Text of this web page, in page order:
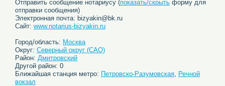
Отправить сообщение нотариусу (показать/скрыть форму для
отправки сообщения)
Электронная почта: bizyakin@bk.ru
Сайт: www.notarius-bizyakin.ru
Город/область: Москва
Округ: Северный округ (САО)
Район: Дмитровский
Другой район: 0
Ближайшая станция метро: Петровско-Разумовская, Речной
вокзал